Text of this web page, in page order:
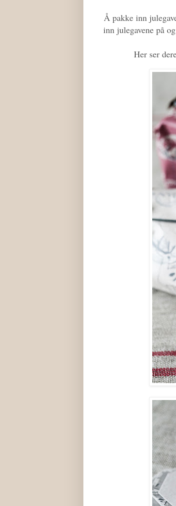
Å pakke inn
inn julegavene på
Her ser